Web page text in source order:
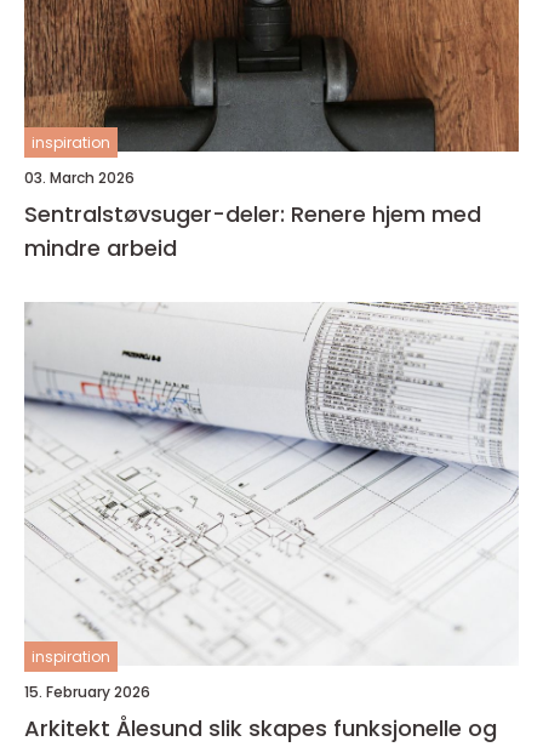
inspiration
03. March 2026
Sentralstøvsuger-deler: Renere hjem med
mindre arbeid
inspiration
15. February 2026
Arkitekt Ålesund slik skapes funksjonelle og